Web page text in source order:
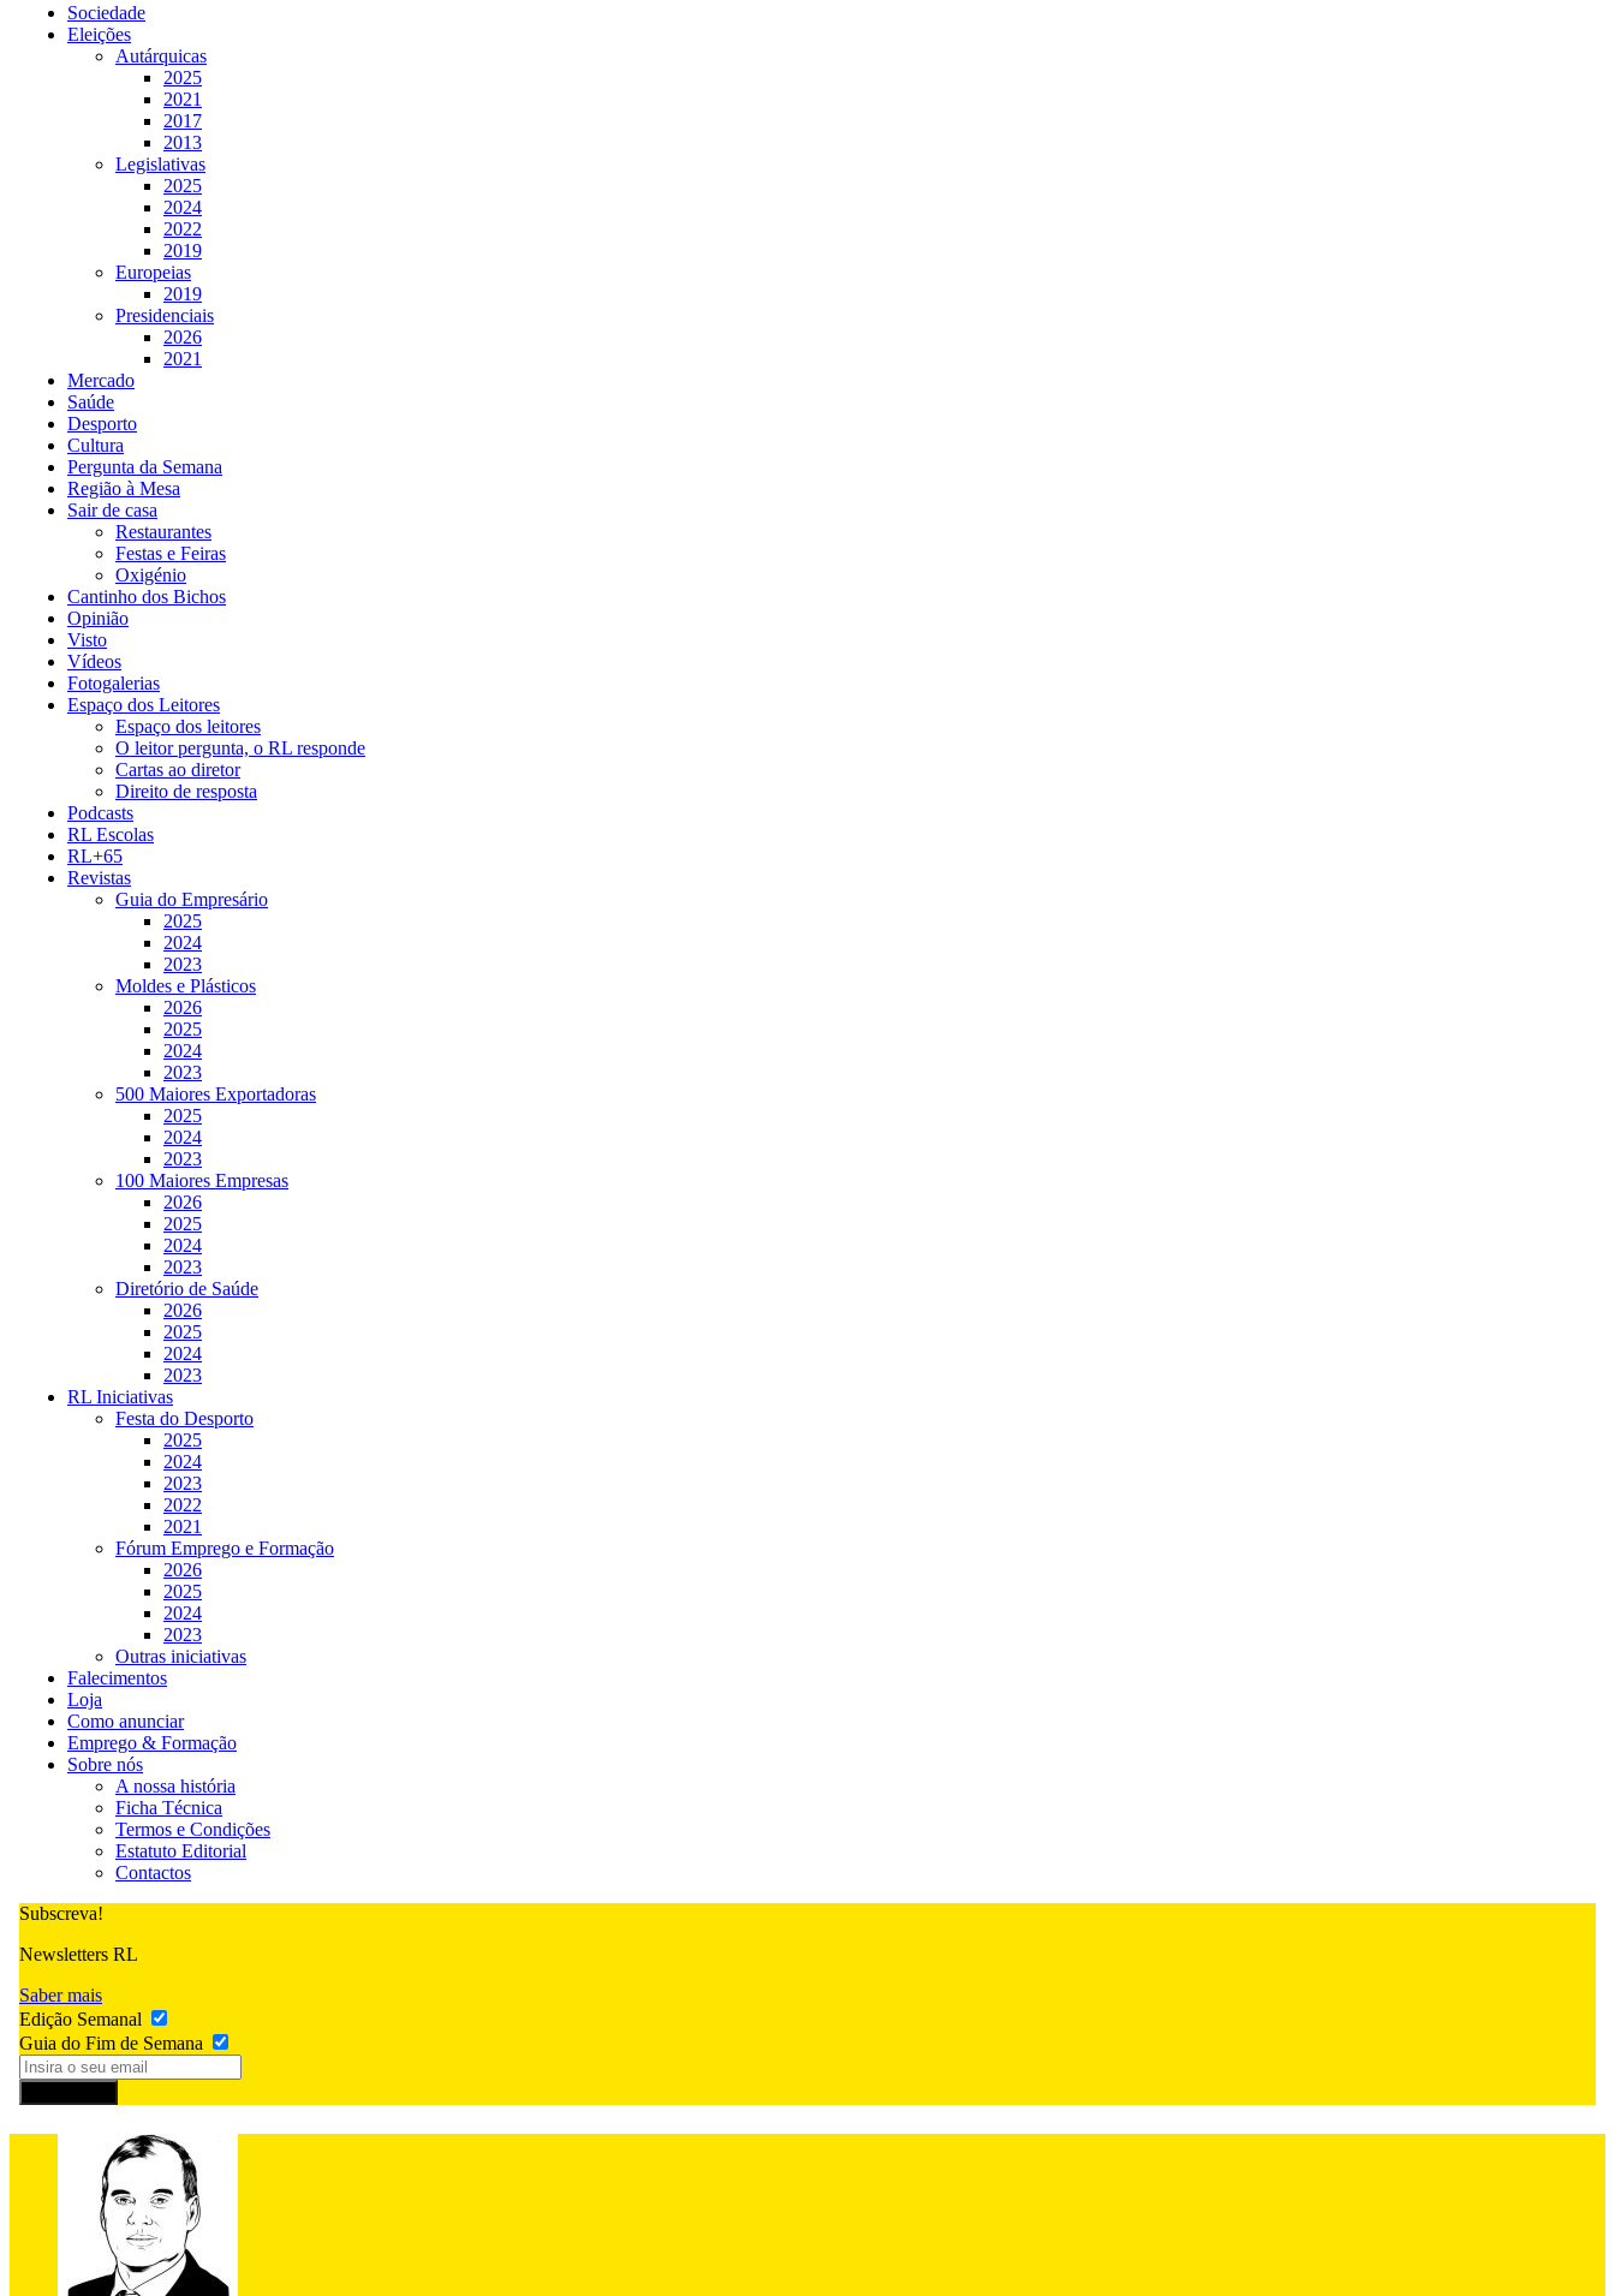
Sociedade
Eleições
Autárquicas
2025
2021
2017
2013
Legislativas
2025
2024
2022
2019
Europeias
2019
Presidenciais
2026
2021
Mercado
Saúde
Desporto
Cultura
Pergunta da Semana
Região à Mesa
Sair de casa
Restaurantes
Festas e Feiras
Oxigénio
Cantinho dos Bichos
Opinião
Visto
Vídeos
Fotogalerias
Espaço dos Leitores
Espaço dos leitores
O leitor pergunta, o RL responde
Cartas ao diretor
Direito de resposta
Podcasts
RL Escolas
RL+65
Revistas
Guia do Empresário
2025
2024
2023
Moldes e Plásticos
2026
2025
2024
2023
500 Maiores Exportadoras
2025
2024
2023
100 Maiores Empresas
2026
2025
2024
2023
Diretório de Saúde
2026
2025
2024
2023
RL Iniciativas
Festa do Desporto
2025
2024
2023
2022
2021
Fórum Emprego e Formação
2026
2025
2024
2023
Outras iniciativas
Falecimentos
Loja
Como anunciar
Emprego & Formação
Sobre nós
A nossa história
Ficha Técnica
Termos e Condições
Estatuto Editorial
Contactos
Subscreva!
Newsletters RL
Saber mais
Edição Semanal
Guia do Fim de Semana